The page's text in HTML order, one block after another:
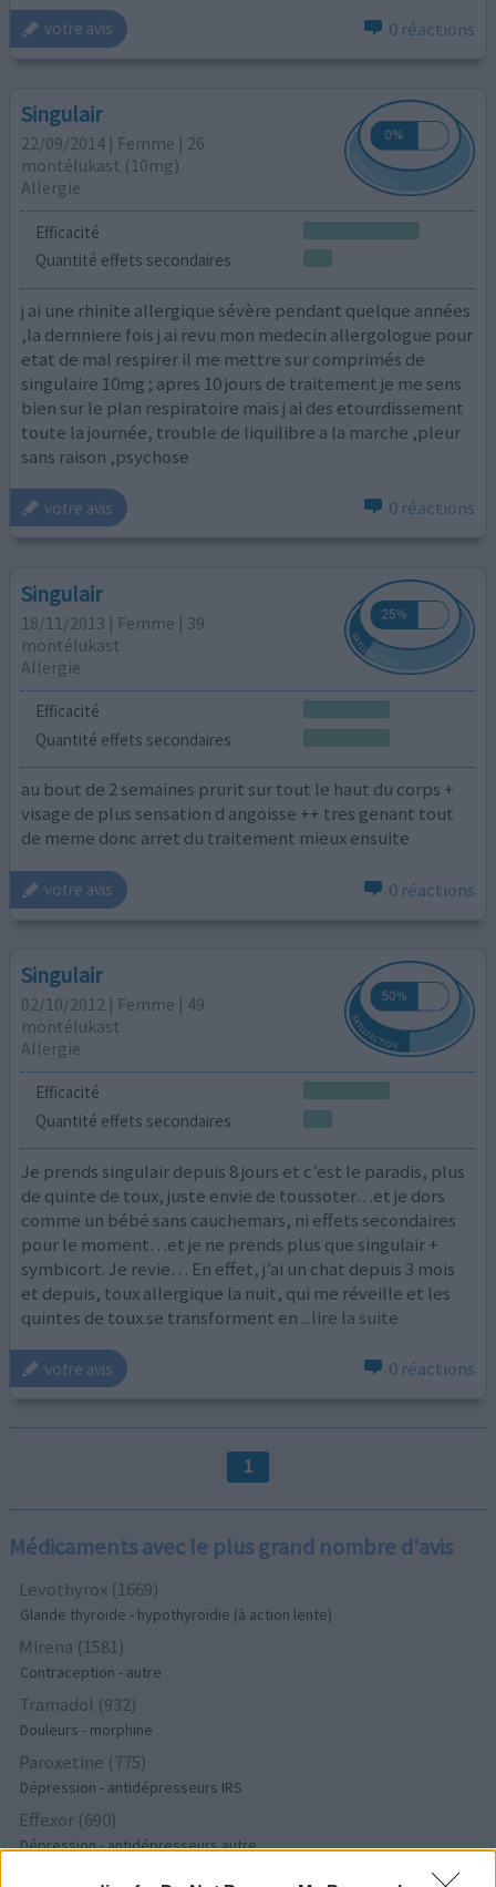
votre avis 0 réactions
Singulair
22/09/2014 | Femme | 26
montélukast (10mg)
Allergie
Efficacité
Quantité effets secondaires
j ai une rhinite allergique sévère pendant quelque années
,la dernniere fois j ai revu mon medecin allergologue pour
etat de mal respirer il me mettre sur comprimés de
singulaire 10mg ; apres 10 jours de traitement je me sens
bien sur le plan respiratoire mais j ai des etourdissement
toute la journée, trouble de liquilibre a la marche ,pleur
sans raison ,psychose
votre avis 0 réactions
Singulair
18/11/2013 | Femme | 39
montélukast
Allergie
Efficacité
Quantité effets secondaires
au bout de 2 semaines prurit sur tout le haut du corps +
visage de plus sensation d angoisse ++ tres genant tout
de meme donc arret du traitement mieux ensuite
votre avis 0 réactions
Singulair
02/10/2012 | Femme | 49
montélukast
Allergie
Efficacité
Quantité effets secondaires
Je prends singulair depuis 8 jours et c’est le paradis, plus
de quinte de toux, juste envie de toussoter…et je dors
comme un bébé sans cauchemars, ni effets secondaires
pour le moment…et je ne prends plus que singulair +
symbicort. Je revie… En effet, j’ai un chat depuis 3 mois
et depuis, toux allergique la nuit, qui me réveille et les
quintes de toux se transforment en ...lire la suite
votre avis 0 réactions
1
Médicaments avec le plus grand nombre d'avis
Levothyrox (1669)
Glande thyroïde - hypothyroïdie (à action lente)
Mirena (1581)
Contraception - autre
Tramadol (932)
Douleurs - morphine
Paroxetine (775)
Dépression - antidépresseurs IRS
Effexor (690)
Dépression - antidépresseurs autre